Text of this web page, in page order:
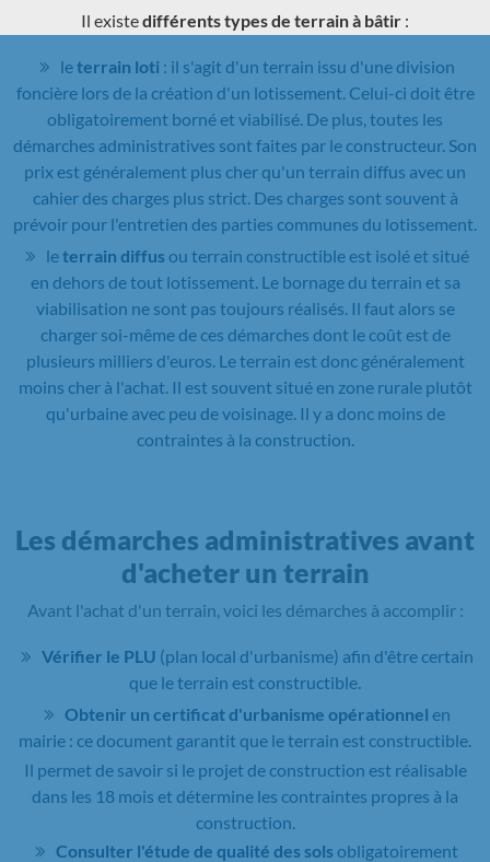
Il existedifférents types de terrain à bâtir :
leterrain loti : il s'agit d'un terrain issu d'une division
foncière lors de la création d'un lotissement. Celui-ci doit être
obligatoirement borné et viabilisé. De plus, toutes les
démarches administratives sont faites par le constructeur. Son
prix est généralement plus cher qu'un terrain diffus avec un
cahier des charges plus strict. Des charges sont souvent à
prévoir pour l'entretien des parties communes du lotissement.
leterrain diffusou terrain constructible est isolé et situé
en dehors de tout lotissement. Le bornage du terrain et sa
viabilisation ne sont pas toujours réalisés. Il faut alors se
charger soi-même de ces démarches dont le coût est de
plusieurs milliers d'euros. Le terrain est donc généralement
moins cher à l'achat. Il est souvent situé en zone rurale plutôt
qu'urbaine avec peu de voisinage. Il y a donc moins de
contraintes à la construction.
Les démarches administratives avant
d'acheter un terrain
Avant l'achat d'un terrain, voici les démarches à accomplir :
Vérifier le PLU (plan local d'urbanisme) afin d'être certain
que le terrain est constructible.
Obtenir un certificat d'urbanisme opérationnel en
mairie : ce document garantit que le terrain est constructible.
Il permet de savoir si le projet de construction est réalisable
dans les 18 mois et détermine les contraintes propres à la
construction.
Consulter l'étude de qualité des sols obligatoirement